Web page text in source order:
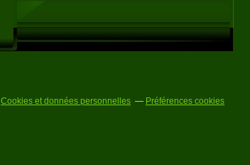
Cookies et données personnelles Préférences cookies